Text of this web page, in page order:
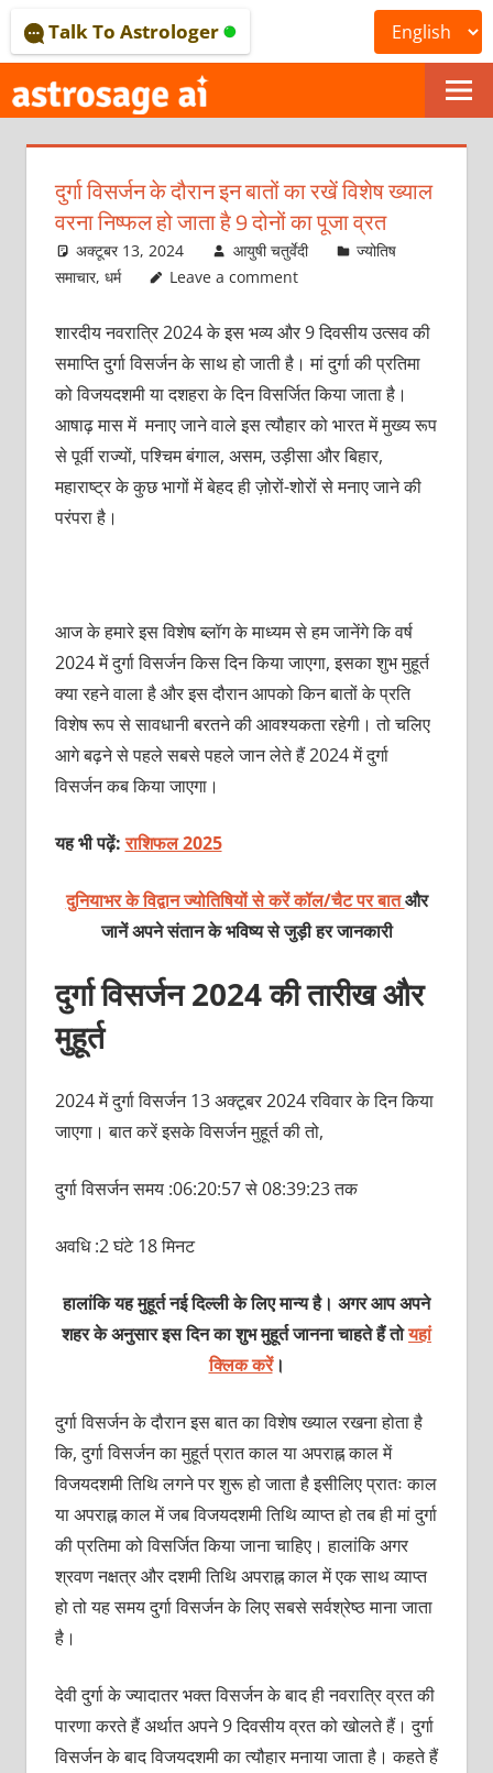
to
content
ONLINE
ASTROLOGICAL
JOURNAL
–
ASTROSAGE
MAGAZINE
Talk To Astrologer
दुर्गा विसर्जन के दौरान इन बातों का रखें विशेष ख्याल
वरना निष्फल हो जाता है 9 दोनों का पूजा व्रत
अक्टूबर 13, 2024 आयुषी चतुर्वेदी
ज्योतिष
समाचार, धर्म Leave a comment
शारदीय नवरात्रि 2024 के इस भव्य और 9 दिवसीय उत्सव की
समाप्ति दुर्गा विसर्जन के साथ हो जाती है। मां दुर्गा की प्रतिमा
को विजयदशमी या दशहरा के दिन विसर्जित किया जाता है।
आषाढ़ मास में मनाए जाने वाले इस त्यौहार को भारत में मुख्य रूप
से पूर्वी राज्यों, पश्चिम बंगाल, असम, उड़ीसा और बिहार,
महाराष्ट्र के कुछ भागों में बेहद ही ज़ोरों-शोरों से मनाए जाने की
परंपरा है।
आज के हमारे इस विशेष ब्लॉग के माध्यम से हम जानेंगे कि वर्ष
2024 में दुर्गा विसर्जन किस दिन किया जाएगा, इसका शुभ मुहूर्त
क्या रहने वाला है और इस दौरान आपको किन बातों के प्रति
विशेष रूप से सावधानी बरतने की आवश्यकता रहेगी। तो चलिए
आगे बढ़ने से पहले सबसे पहले जान लेते हैं 2024 में दुर्गा
विसर्जन कब किया जाएगा।
यह भी पढ़ें:राशिफल 2025
दुनियाभर के विद्वान ज्योतिषियों से करें कॉल/चैट पर बातऔर
जानें अपने संतान के भविष्य से जुड़ी हर जानकारी
दुर्गा विसर्जन 2024 की तारीख और
मुहूर्त
2024 में दुर्गा विसर्जन 13 अक्टूबर 2024 रविवार के दिन किया
जाएगा। बात करें इसके विसर्जन मुहूर्त की तो,
दुर्गा विसर्जन समय :06:20:57 से 08:39:23 तक
अवधि :2 घंटे 18 मिनट
हालांकि यह मुहूर्त नई दिल्ली के लिए मान्य है। अगर आप अपने
शहर के अनुसार इस दिन का शुभ मुहूर्त जानना चाहते हैं तोयहां
क्लिक करें।
दुर्गा विसर्जन के दौरान इस बात का विशेष ख्याल रखना होता है
कि, दुर्गा विसर्जन का मुहूर्त प्रात काल या अपराह्न काल में
विजयदशमी तिथि लगने पर शुरू हो जाता है इसीलिए प्रातः काल
या अपराह्न काल में जब विजयदशमी तिथि व्याप्त हो तब ही मां दुर्गा
की प्रतिमा को विसर्जित किया जाना चाहिए। हालांकि अगर
श्रवण नक्षत्र और दशमी तिथि अपराह्न काल में एक साथ व्याप्त
हो तो यह समय दुर्गा विसर्जन के लिए सबसे सर्वश्रेष्ठ माना जाता
है।
देवी दुर्गा के ज्यादातर भक्त विसर्जन के बाद ही नवरात्रि व्रत की
पारणा करते हैं अर्थात अपने 9 दिवसीय व्रत को खोलते हैं। दुर्गा
विसर्जन के बाद विजयदशमी का त्यौहार मनाया जाता है। कहते हैं